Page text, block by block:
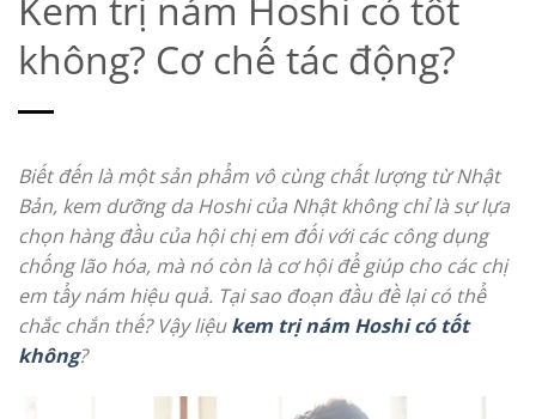
Kem trị nám Hoshi có tốt
không? Cơ chế tác động?
Biết đến là một sản phẩm vô cùng chất lượng từ Nhật
Bản, kem dưỡng da Hoshi của Nhật không chỉ là sự lựa
chọn hàng đầu của hội chị em đối với các công dụng
chống lão hóa, mà nó còn là cơ hội để giúp cho các chị
em tẩy nám hiệu quả. Tại sao đoạn đầu đề lại có thể
chắc chắn thế? Vậy liệukem trị nám Hoshi có tốt
không?